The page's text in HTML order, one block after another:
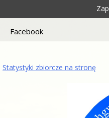
Facebook
Statystyki zbiorcze na stronę